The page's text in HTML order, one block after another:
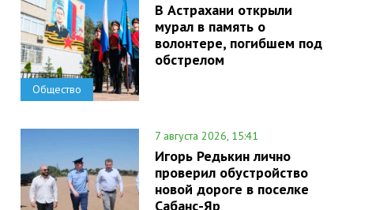
Общество
В Астрахани открыли
мурал в память о
волонтере, погибшем под
обстрелом
7 августа 2026, 15:41
Игорь Редькин лично
проверил обустройство
новой дороге в поселке
Сабанс-Яр